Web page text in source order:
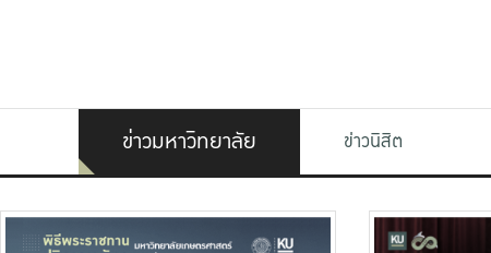
ข่าวมหาวิทยาลัย ข่าวนิสิต